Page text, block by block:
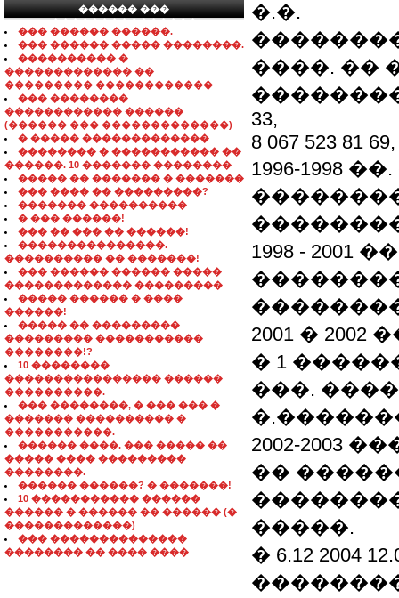
������ ���
���������������
��� ������ ������.
��� ������ ����� ��������.
���������� �
������������� ��
��������� ������������
��� ��������
������������ ������
(������ ��� �������������)
� ����� �������������
�������� � ����������� ��
������. 10 ������� ��������
����� �� ������� � �������
��� ���� �� ���������?
������� ����������
� ��� ������!
��� �� ��� �� ������!
���������������.
���������� �� �������!
��� ������ ������ �����
������������� ���������
����� ������ � ����
������!
����� �� ���������
��������� �����������
��������!?
10 ��������
���������������� ������
����������.
��� ��������, � ��� ��� �
������� ���������� �
�����������.
������ ����. ��� ����� ��
����� ���� ���������
��������.
������ ������? � �������!
10 ����������� ������
������ � ������ �� ������ (�
�������������)
��� ��������������
�������� �� ���� ����
�.�.
����. ��
33,
8 067 523 81
1996-1998
1998 -
2001 �
� 1
���.
2002-
��
�����.
� 6.12 2004